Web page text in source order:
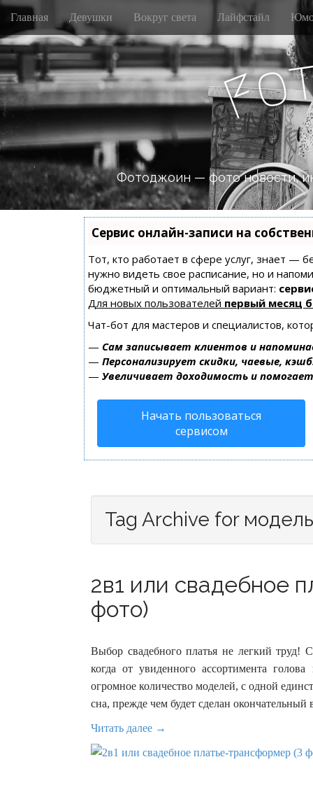
M
i
n
m
e
n
u
S
i
p
t
o
c
o
n
t
e
Главная Девушки Вокруг света Лайфстайл
Fo
Фотоджоин — фото новости,
Сервис онлайн-записи на
Тот, кто работает в сфере услуг, знает —
нужно видеть свое расписание, но и
бюджетный и оптимальный вариант:
Для новых пользователей первый месяц
Чат-бот для мастеров и специалистов,
— Сам записывает клиентов и
— Персонализирует скидки, чаевые,
— Увеличивает доходимость и
Начать пользоваться
сервисом
Tag Archive for
2в1 или свадебное
фото)
Выбор свадебного платья не легкий труд!
когда от увиденного ассортимента
огромное количество моделей, с одной
сна, прежде чем будет сделан окончательный
Читать далее →